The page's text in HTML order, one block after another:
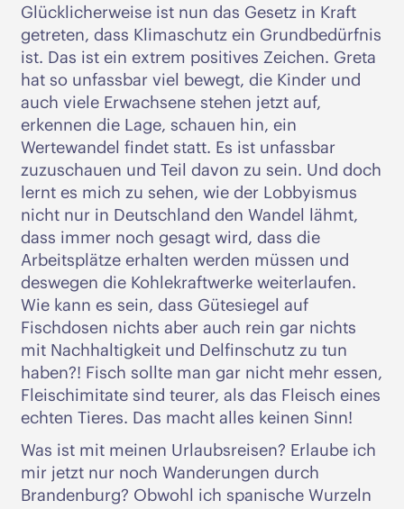
Glücklicherweise ist nun das Gesetz in Kraft
getreten, dass Klimaschutz ein Grundbedürfnis
ist. Das ist ein extrem positives Zeichen. Greta
hat so unfassbar viel bewegt, die Kinder und
auch viele Erwachsene stehen jetzt auf,
erkennen die Lage, schauen hin, ein
Wertewandel findet statt. Es ist unfassbar
zuzuschauen und Teil davon zu sein. Und doch
lernt es mich zu sehen, wie der Lobbyismus
nicht nur in Deutschland den Wandel lähmt,
dass immer noch gesagt wird, dass die
Arbeitsplätze erhalten werden müssen und
deswegen die Kohlekraftwerke weiterlaufen.
Wie kann es sein, dass Gütesiegel auf
Fischdosen nichts aber auch rein gar nichts
mit Nachhaltigkeit und Delfinschutz zu tun
haben?! Fisch sollte man gar nicht mehr essen,
Fleischimitate sind teurer, als das Fleisch eines
echten Tieres. Das macht alles keinen Sinn!
Was ist mit meinen Urlaubsreisen? Erlaube ich
mir jetzt nur noch Wanderungen durch
Brandenburg? Obwohl ich spanische Wurzeln